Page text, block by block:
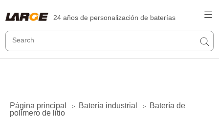
24 años de personalización de baterías
Página principal > Batería industrial >
Batería de
polímero de litio